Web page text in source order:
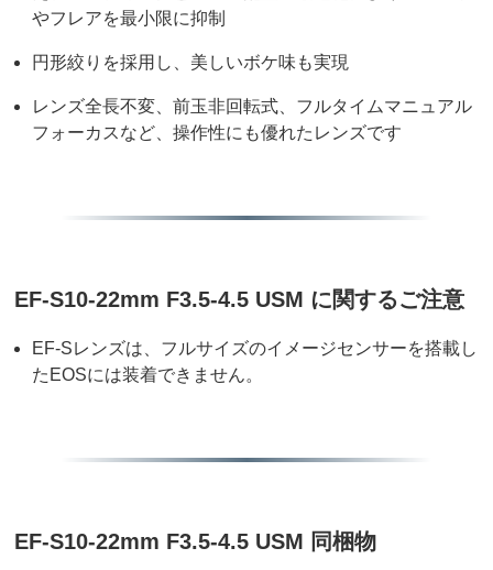
やフレアを最小限に抑制
円形絞りを採用し、美しいボケ味も実現
レンズ全長不変、前玉非回転式、フルタイムマニュアル
フォーカスなど、操作性にも優れたレンズです
EF-S10-22mm F3.5-4.5 USM に関するご注意
EF-Sレンズは、フルサイズのイメージセンサーを搭載し
たEOSには装着できません。
EF-S10-22mm F3.5-4.5 USM 同梱物